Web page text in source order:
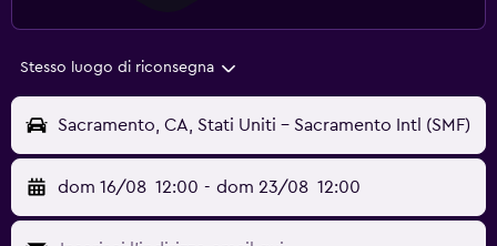
Stesso luogo di riconsegna
Sacramento, CA, Stati Uniti - Sacramento Intl (SMF)
dom 16/08 12:00 - dom 23/08 12:00